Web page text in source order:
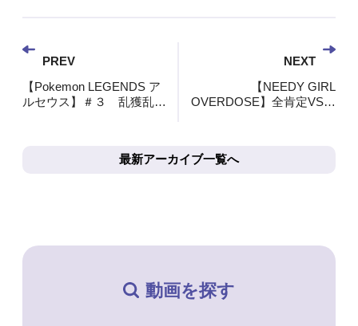
PREV
【Pokemon LEGENDS ア
ルセウス】＃３ 乱獲乱獲
NEXT
【NEEDY GIRL
OVERDOSE】全肯定VSメ
最新アーカイブ一覧へ
動画を探す